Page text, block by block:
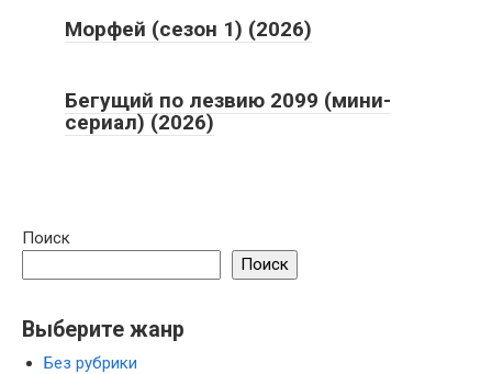
Морфей (сезон 1) (2026)
Бегущий по лезвию 2099 (мини-
сериал) (2026)
Поиск
Поиск
Выберите жанр
Без рубрики